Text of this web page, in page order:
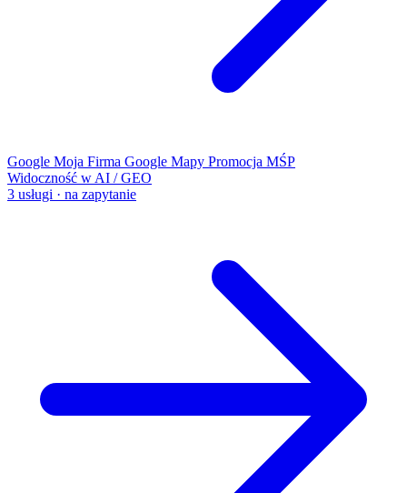
Google Moja Firma Google Mapy Promocja MŚP
Widoczność w AI / GEO
3 usługi · na zapytanie